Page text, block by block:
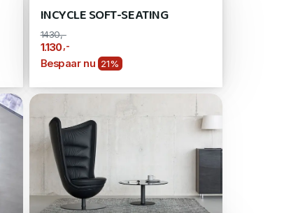
INCYCLE SOFT-SEATING
1430,-
1.130 ,-
Bespaar nu 21%